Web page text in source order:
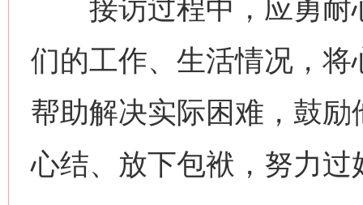
接访过程中，应勇耐
们的工作、生活情况，
帮助解决实际困难，鼓
心结、放下包袱，努力过